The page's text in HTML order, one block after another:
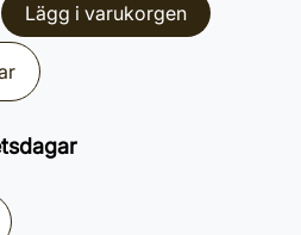
Lägg i varukorgen